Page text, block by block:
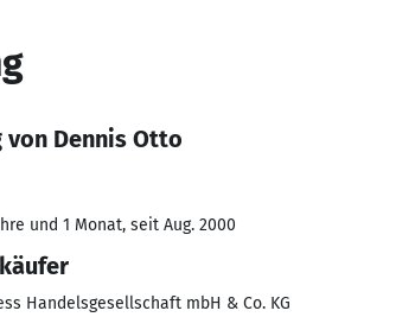
Dennis Otto
und 1 Monat, seit Aug. 2000
Handelsgesellschaft mbH & Co. KG